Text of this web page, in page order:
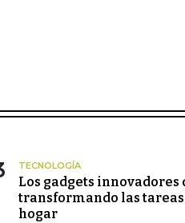
TECNOLOGÍA
Los gadgets innovadores
transformando las
hogar